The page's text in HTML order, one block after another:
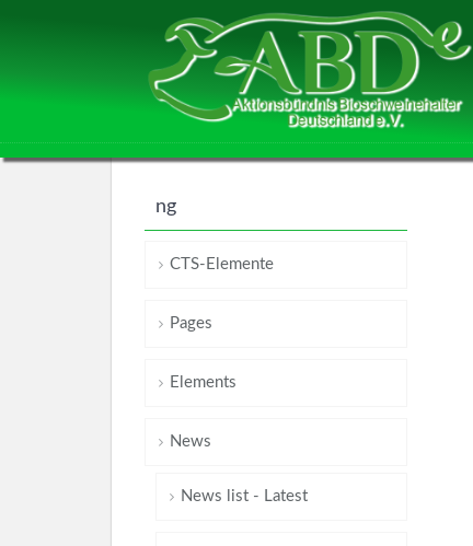
ng
CTS-Elemente
Pages
Elements
News
News list - Latest